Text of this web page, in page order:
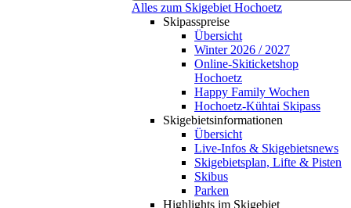
Alles zum Skigebiet Hochoetz
Skipasspreise
Übersicht
Winter 2026 / 2027
Online-Skiticketshop
Hochoetz
Happy Family Wochen
Hochoetz-Kühtai Skipass
Skigebietsinformationen
Übersicht
Live-Infos & Skigebietsnews
Skigebietsplan, Lifte & Pisten
Skibus
Parken
Highlights im Skigebiet